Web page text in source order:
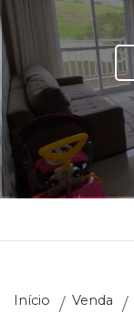
Início Venda